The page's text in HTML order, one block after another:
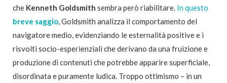
che Kenneth Goldsmith sembra però riabilitare. In questo
breve saggio, Goldsmith analizza il comportamento del
navigatore medio, evidenziando le esternalità positive e i
risvolti socio-esperienziali che derivano da una fruizione e
produzione di contenuti che potrebbe apparire superficiale,
disordinata e puramente ludica. Troppo ottimismo – in un